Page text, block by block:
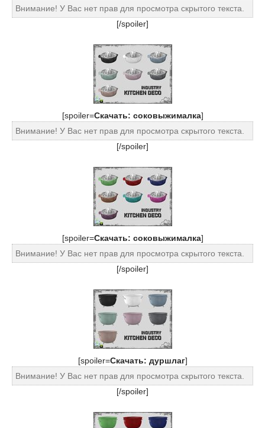
Внимание! У Вас нет прав для просмотра скрытого текста.
[/spoiler]
[spoiler=Скачать: соковыжималка]
Внимание! У Вас нет прав для просмотра скрытого текста.
[/spoiler]
[spoiler=Скачать: соковыжималка]
Внимание! У Вас нет прав для просмотра скрытого текста.
[/spoiler]
[spoiler=Скачать: дуршлаг]
Внимание! У Вас нет прав для просмотра скрытого текста.
[/spoiler]